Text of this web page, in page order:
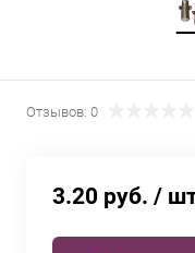
Отзывов: 0
3.20 руб. /